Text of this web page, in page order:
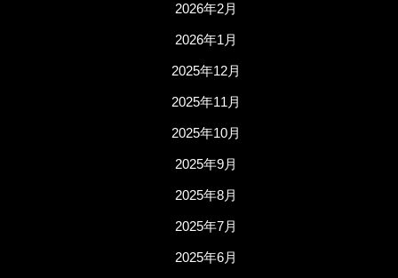
2026年2月
2026年1月
2025年12月
2025年11月
2025年10月
2025年9月
2025年8月
2025年7月
2025年6月